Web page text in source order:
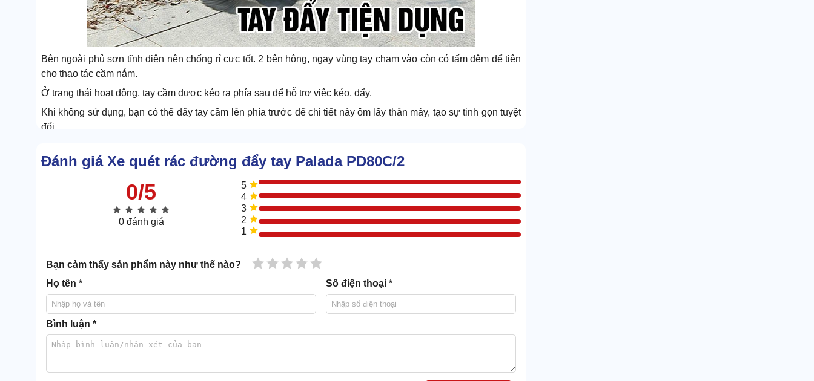
Bên ngoài phủ sơn tĩnh điện nên chống rỉ cực tốt. 2 bên hông, ngay vùng tay chạm vào còn có tấm đệm để tiện
cho thao tác cầm nắm.
Ở trạng thái hoạt động, tay cầm được kéo ra phía sau để hỗ trợ việc kéo, đẩy.
Khi không sử dụng, bạn có thể đẩy tay cầm lên phía trước để chi tiết này ôm lấy thân máy, tạo sự tinh gọn tuyệt
đối.
Đánh giá Xe quét rác đường đẩy tay Palada PD80C/2
0/5
0 đánh giá
5
4
3
2
1
Bạn cảm thấy sản phẩm này như thế nào? 5 sao
4 sao
3 sao
2 sao
1 sao
Họ tên * Số điện thoại *
Bình luận *